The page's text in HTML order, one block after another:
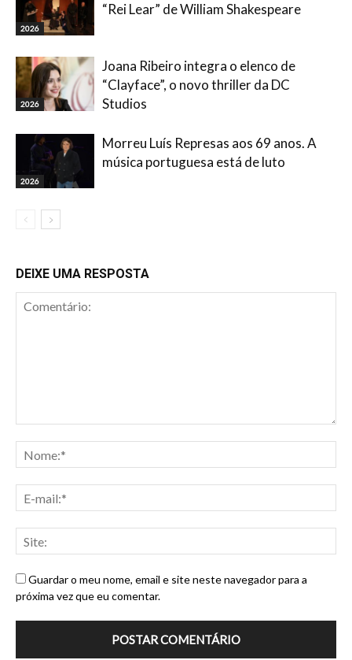
2026
“Rei Lear” de William Shakespeare
2026
Joana Ribeiro integra o elenco de
“Clayface”, o novo thriller da DC
Studios
2026
Morreu Luís Represas aos 69 anos. A
música portuguesa está de luto
DEIXE UMA RESPOSTA
Guardar o meu nome, email e site neste navegador para a
próxima vez que eu comentar.